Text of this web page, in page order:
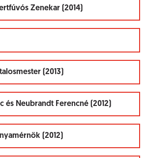
Zenekar (2014)
(2013)
és Neubrandt Ferencné (2012)
(2012)